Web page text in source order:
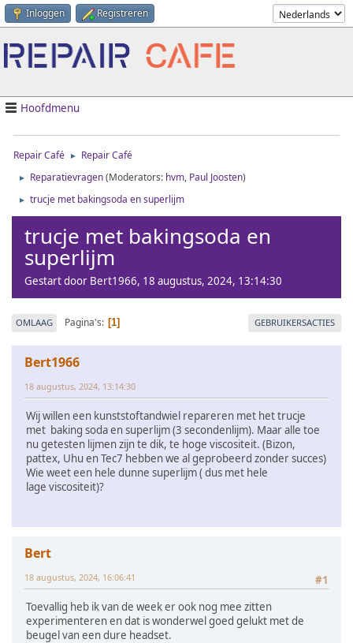
Inloggen Registreren
Hoofdmenu
Repair Café ► Repair Café
► Reparatievragen(Moderators: hvm, Paul Joosten)
► trucje met bakingsoda en superlijm
trucje met bakingsoda en
superlijm
Gestart door Bert1966, 18 augustus, 2024, 13:14:30
OMLAAG Pagina's 1 GEBRUIKERSACTIES
Bert1966
18 augustus, 2024, 13:14:30
Wij willen een kunststoftandwiel repareren met het trucje
met baking soda en superlijm (3 secondenlijm). Maar alle toe
nu getesten lijmen zijn te dik, te hoge viscositeit. (Bizon,
pattex, Uhu en Tec7 hebben we al geprobeerd zonder succes)
Wie weet een hele dunne superlijm ( dus met hele
lage viscositeit)?
Bert
#1
18 augustus, 2024, 16:06:41
Toevallig heb ik van de week er ook nog mee zitten
experimenteren en dat is wonderwel goed gelukt met de
beugel van een dure headset.